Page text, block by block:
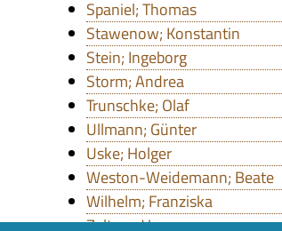
Spaniel; Thomas
Stawenow; Konstantin
Stein; Ingeborg
Storm; Andrea
Trunschke; Olaf
Ullmann; Günter
Uske; Holger
Weston-Weidemann; Beate
Wilhelm; Franziska
Zeltner; Verena